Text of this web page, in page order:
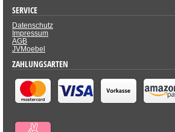
SERVICE
Datenschutz
Impressum
AGB
JVMoebel
ZAHLUNGSARTEN